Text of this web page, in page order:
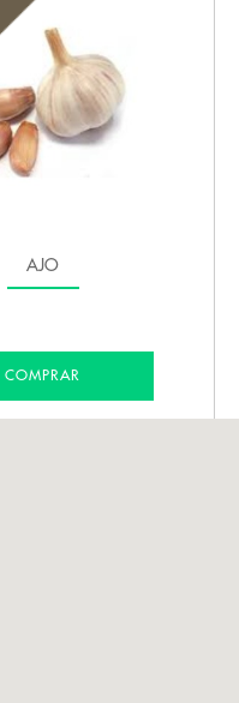
AJO
COMPRAR